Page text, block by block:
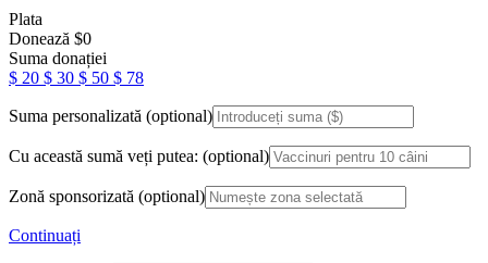
Plata
Donează $0
Suma donației
$ 20 $ 30 $ 50 $ 78
Suma personalizată (optional)
Cu această sumă veți putea: (optional)
Zonă sponsorizată (optional)
Continuați